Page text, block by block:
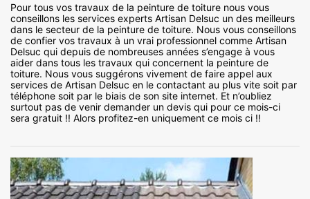
Pour tous vos travaux de la peinture de toiture nous vous
conseillons les services experts Artisan Delsuc un des meilleurs
dans le secteur de la peinture de toiture. Nous vous conseillons
de confier vos travaux à un vrai professionnel comme Artisan
Delsuc qui depuis de nombreuses années s’engage à vous
aider dans tous les travaux qui concernent la peinture de
toiture. Nous vous suggérons vivement de faire appel aux
services de Artisan Delsuc en le contactant au plus vite soit par
téléphone soit par le biais de son site internet. Et n’oubliez
surtout pas de venir demander un devis qui pour ce mois-ci
sera gratuit !! Alors profitez-en uniquement ce mois ci !!